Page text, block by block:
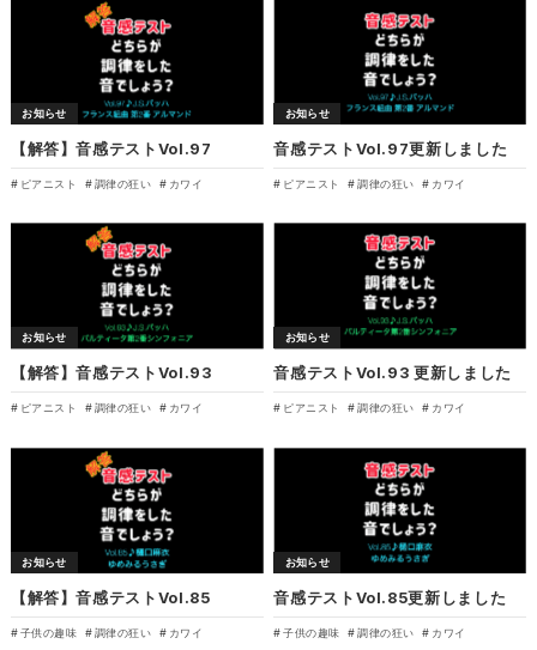
お知らせ
【解答】音感テストVol.97
ピアニスト 調律の狂い カワイ
お知らせ
音感テストVol.97更新しました
ピアニスト 調律の狂い カワイ
お知らせ
【解答】音感テストVol.93
ピアニスト 調律の狂い カワイ
お知らせ
音感テストVol.93 更新しました
ピアニスト 調律の狂い カワイ
お知らせ
【解答】音感テストVol.85
子供の趣味 調律の狂い カワイ
お知らせ
音感テストVol.85更新しました
子供の趣味 調律の狂い カワイ